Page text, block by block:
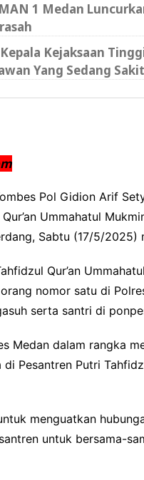
1 Medan
Kejaksaan
Yang Sedang Sakit
Pol Gidion Arif
Ummahatul
Sabtu (17/5/2025)
Qur’an
nomor satu di
serta santri di
Medan dalam rangka
Pesantren Putri
menguatkan
untuk bersama-